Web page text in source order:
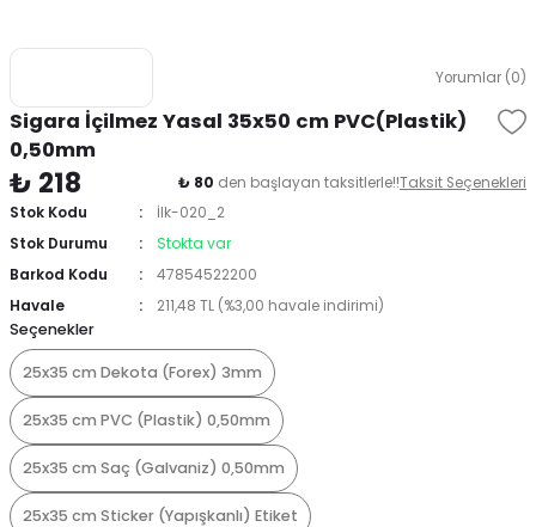
Yorumlar (0)
Sigara İçilmez Yasal 35x50 cm PVC(Plastik)
0,50mm
₺ 218 ₺ 80 den başlayan taksitlerle!!Taksit Seçenekleri
Stok Kodu
İlk-020_2
Stok Durumu
Stokta var
Barkod Kodu
47854522200
Havale
211,48 TL (%3,00 havale indirimi)
Seçenekler
25x35 cm Dekota (Forex) 3mm
25x35 cm PVC (Plastik) 0,50mm
25x35 cm Saç (Galvaniz) 0,50mm
25x35 cm Sticker (Yapışkanlı) Etiket